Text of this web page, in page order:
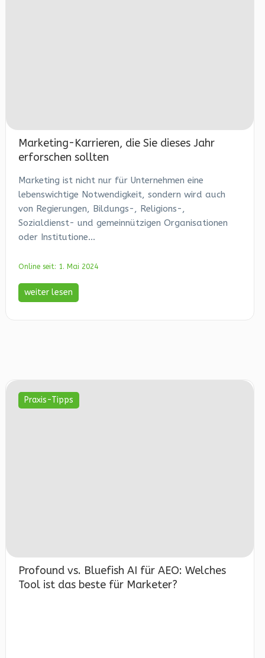
Marketing-Karrieren, die Sie dieses Jahr
erforschen sollten
Marketing ist nicht nur für Unternehmen eine
lebenswichtige Notwendigkeit, sondern wird auch
von Regierungen, Bildungs-, Religions-,
Sozialdienst- und gemeinnützigen Organisationen
oder Institutione...
Online seit: 1. Mai 2024
weiter lesen
Praxis-Tipps
Profound vs. Bluefish AI für AEO: Welches
Tool ist das beste für Marketer?